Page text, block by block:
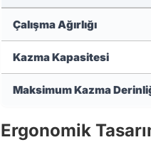
Çalışma Ağırlığı
Kazma Kapasitesi
Maksimum Kazma
Ergonomik